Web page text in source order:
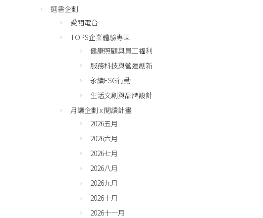
選書企劃
愛閱電台
TOPS企業體驗專區
健康照顧與員工福利
服務科技與營運創新
永續ESG行動
生活文創與品牌設計
月讀企劃 x 閱讀計畫
2026五月
2026六月
2026七月
2026八月
2026九月
2026十月
2026十一月